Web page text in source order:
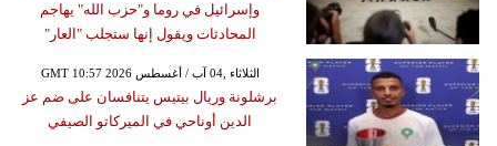
وإسرائيل في روما و"حزب الله" يهاجم
المحادثات ويقول إنها ستجلب "العار"
GMT 10:57 2026 الثلاثاء ,04 آب / أغسطس
برشلونة وريال بيتيس يتنافسان على ضم عز
الدين أوناحي في الميركاتو الصيفي